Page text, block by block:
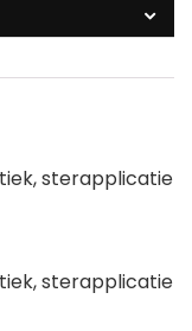
sterapplicatie
sterapplicatie